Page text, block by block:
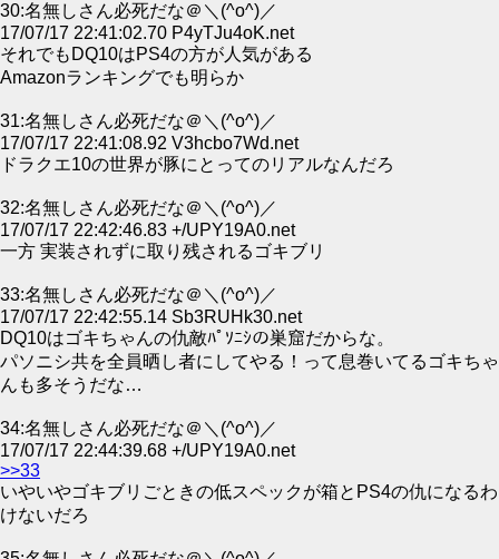
30:名無しさん必死だな＠＼(^o^)／
17/07/17 22:41:02.70 P4yTJu4oK.net
それでもDQ10はPS4の方が人気がある
Amazonランキングでも明らか
31:名無しさん必死だな＠＼(^o^)／
17/07/17 22:41:08.92 V3hcbo7Wd.net
ドラクエ10の世界が豚にとってのリアルなんだろ
32:名無しさん必死だな＠＼(^o^)／
17/07/17 22:42:46.83 +/UPY19A0.net
一方 実装されずに取り残されるゴキブリ
33:名無しさん必死だな＠＼(^o^)／
17/07/17 22:42:55.14 Sb3RUHk30.net
DQ10はゴキちゃんの仇敵ﾊﾟｿﾆｼの巣窟だからな。
パソニシ共を全員晒し者にしてやる！って息巻いてるゴキちゃ
んも多そうだな…
34:名無しさん必死だな＠＼(^o^)／
17/07/17 22:44:39.68 +/UPY19A0.net
>>33
いやいやゴキブリごときの低スペックが箱とPS4の仇になるわ
けないだろ